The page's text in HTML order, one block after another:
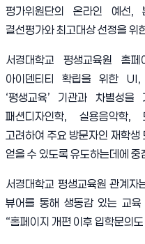
평가위원단의 온라인 예선,
결선평가와 최고대상 선정을 위
서경대학교 평생교육원 홈
아이덴티티 확립을 위한 UI,
‘평생교육’ 기관과 차별성을
패션디자인학, 실용음악학,
고려하여 주요 방문자인 재학
얻을 수 있도록 유도하는데에
서경대학교 평생교육원 관계자
뷰어를 통해 생동감 있는 교
“홈페이지 개편 이후 입학문의